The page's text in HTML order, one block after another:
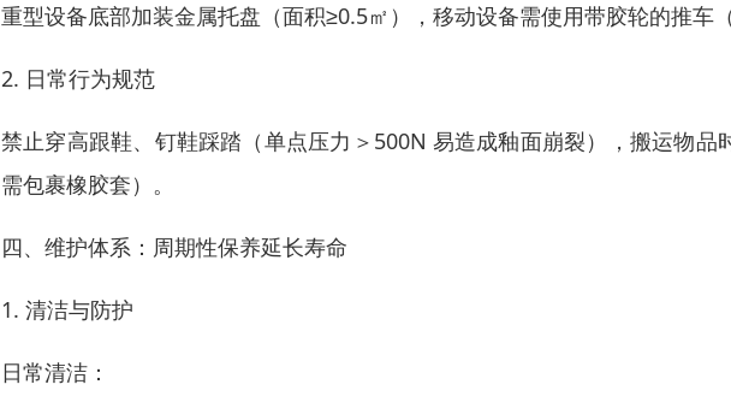
重型设备底部加装金属托盘（面积≥0.5㎡），移动设备需使用带胶轮的推车
2. 日常行为规范
禁止穿高跟鞋、钉鞋踩踏（单点压力＞500N 易造成釉面崩裂），搬运物
需包裹橡胶套）。
四、维护体系：周期性保养延长寿命
1. 清洁与防护
日常清洁：